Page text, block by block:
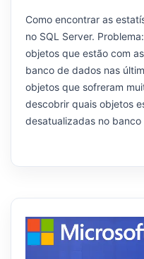
Como encontrar as
no SQL Server.
objetos que estão com
banco de dados nas
objetos que sofreram
descobrir quais objetos
desatualizadas no